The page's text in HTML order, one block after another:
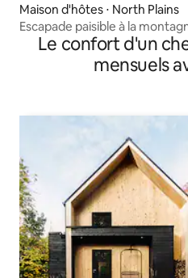
Maison d'hôtes ⋅ North Plains
Escapade paisible à la
Le confort d'un
mensuels